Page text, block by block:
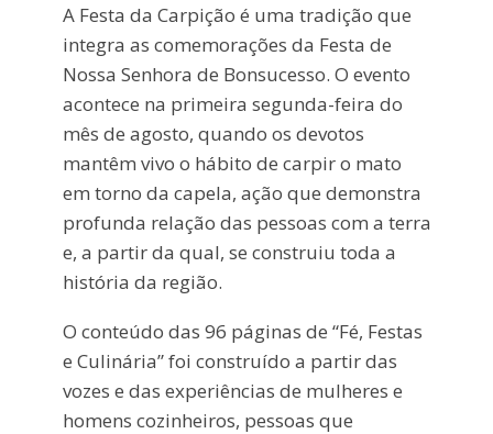
A Festa da Carpição é uma tradição que
integra as comemorações da Festa de
Nossa Senhora de Bonsucesso. O evento
acontece na primeira segunda-feira do
mês de agosto, quando os devotos
mantêm vivo o hábito de carpir o mato
em torno da capela, ação que demonstra
profunda relação das pessoas com a terra
e, a partir da qual, se construiu toda a
história da região.
O conteúdo das 96 páginas de “Fé, Festas
e Culinária” foi construído a partir das
vozes e das experiências de mulheres e
homens cozinheiros, pessoas que